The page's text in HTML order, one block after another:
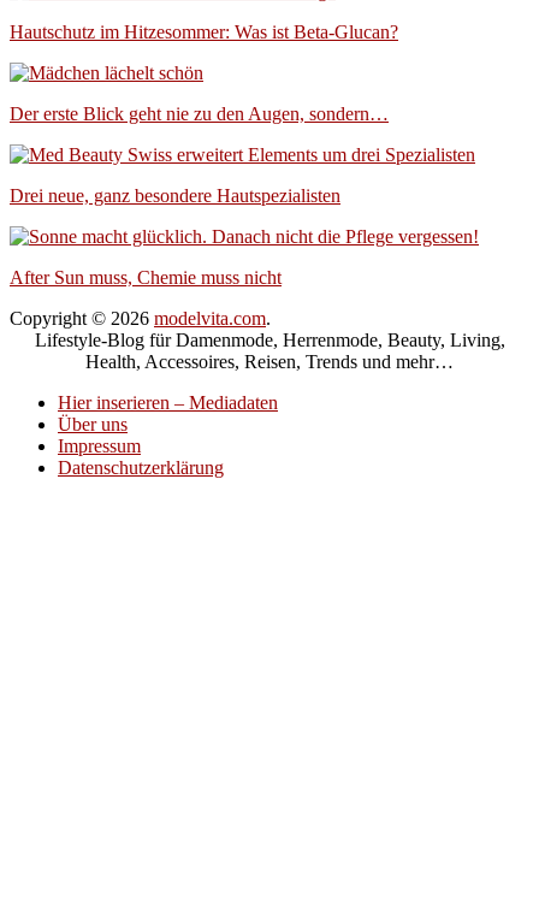
Hautschutz im Hitzesommer: Was ist Beta-Glucan?
Der erste Blick geht nie zu den Augen, sondern…
Drei neue, ganz besondere Hautspezialisten
After Sun muss, Chemie muss nicht
Copyright © 2026 modelvita.com.
Lifestyle-Blog für Damenmode, Herrenmode, Beauty, Living,
Health, Accessoires, Reisen, Trends und mehr…
Hier inserieren – Mediadaten
Über uns
Impressum
Datenschutzerklärung